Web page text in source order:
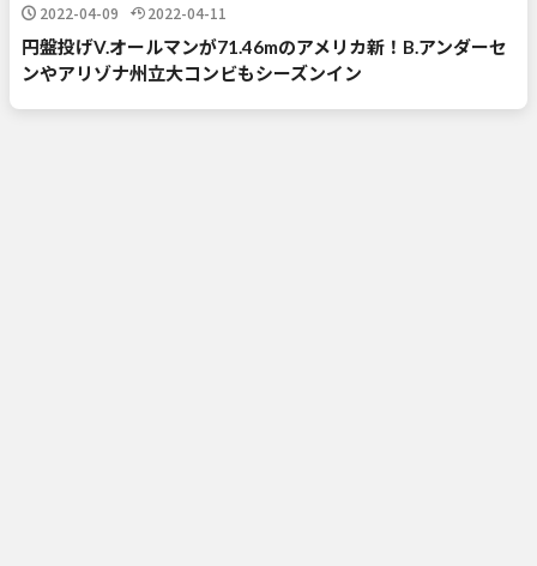
2022-04-09 2022-04-11
円盤投げV.オールマンが71.46mのアメリカ新！B.アンダーセ
ンやアリゾナ州立大コンビもシーズンイン